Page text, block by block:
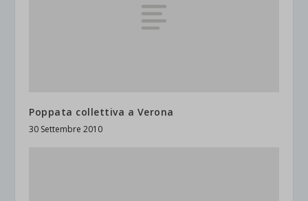
Poppata collettiva a Verona
30 Settembre 2010